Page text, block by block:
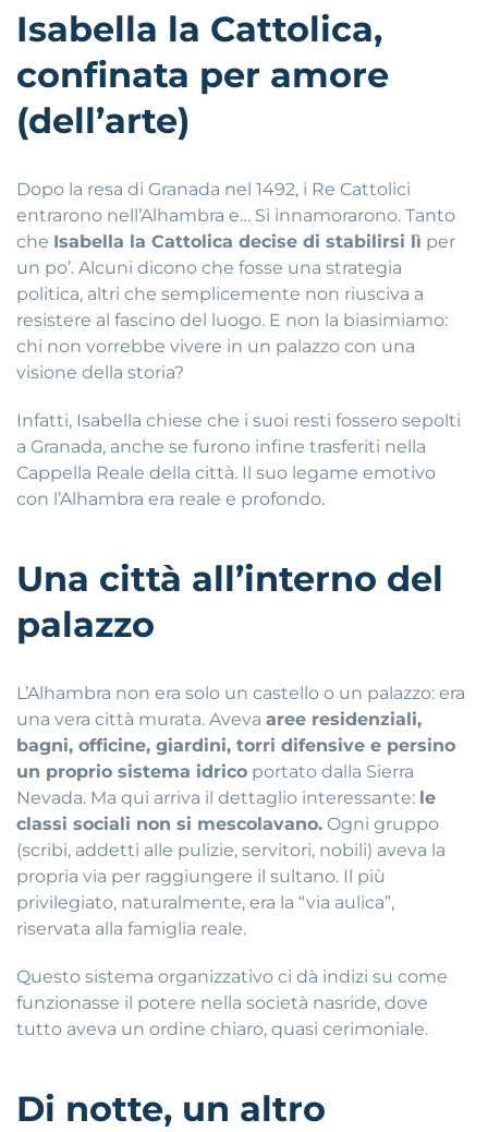
Isabella la Cattolica,
confinata per amore
(dell’arte)
Dopo la resa di Granada nel 1492, i Re Cattolici
entrarono nell’Alhambra e… Si innamorarono. Tanto
che Isabella la Cattolica decise di stabilirsi lì per
un po’. Alcuni dicono che fosse una strategia
politica, altri che semplicemente non riusciva a
resistere al fascino del luogo. E non la biasimiamo:
chi non vorrebbe vivere in un palazzo con una
visione della storia?
Infatti, Isabella chiese che i suoi resti fossero sepolti
a Granada, anche se furono infine trasferiti nella
Cappella Reale della città. Il suo legame emotivo
con l’Alhambra era reale e profondo.
Una città all’interno del
palazzo
L’Alhambra non era solo un castello o un palazzo: era
una vera città murata. Aveva aree residenziali,
bagni, officine, giardini, torri difensive e persino
un proprio sistema idrico portato dalla Sierra
Nevada. Ma qui arriva il dettaglio interessante: le
classi sociali non si mescolavano. Ogni gruppo
(scribi, addetti alle pulizie, servitori, nobili) aveva la
propria via per raggiungere il sultano. Il più
privilegiato, naturalmente, era la “via aulica”,
riservata alla famiglia reale.
Questo sistema organizzativo ci dà indizi su come
funzionasse il potere nella società nasride, dove
tutto aveva un ordine chiaro, quasi cerimoniale.
Di notte, un altro